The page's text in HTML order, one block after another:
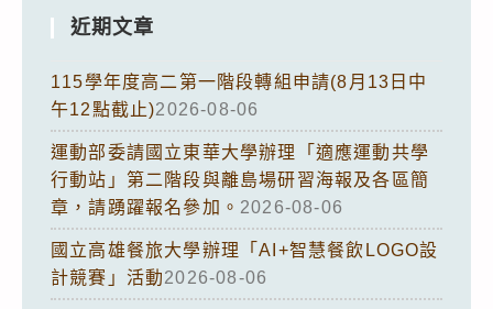
近期文章
115學年度高二第一階段轉組申請(8月13日中
午12點截止)2026-08-06
運動部委請國立東華大學辦理「適應運動共學
行動站」第二階段與離島場研習海報及各區簡
章，請踴躍報名參加。 2026-08-06
國立高雄餐旅大學辦理「AI+智慧餐飲LOGO設
計競賽」活動2026-08-06